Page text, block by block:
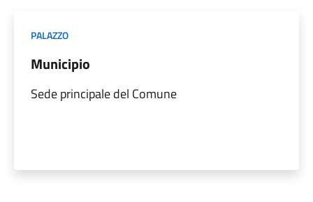
PALAZZO
Municipio
Sede principale del Comune